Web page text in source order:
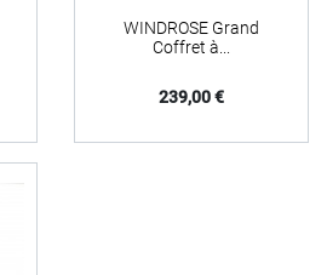
WINDROSE Grand
Coffret à...
Prix
239,00 €